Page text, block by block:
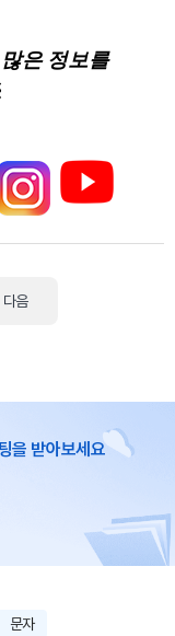
은 정보를
다음
을 받아보세요
문자